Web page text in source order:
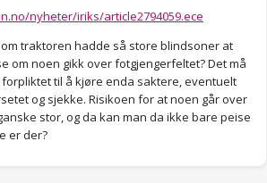
nyheter/iriks/article2794059.ece
traktoren hadde så store blindsoner at
om noen gikk over fotgjengerfeltet? Det må
til å kjøre enda saktere, eventuelt
og sjekke. Risikoen for at noen går over
stor, og da kan man da ikke bare peise
er der?